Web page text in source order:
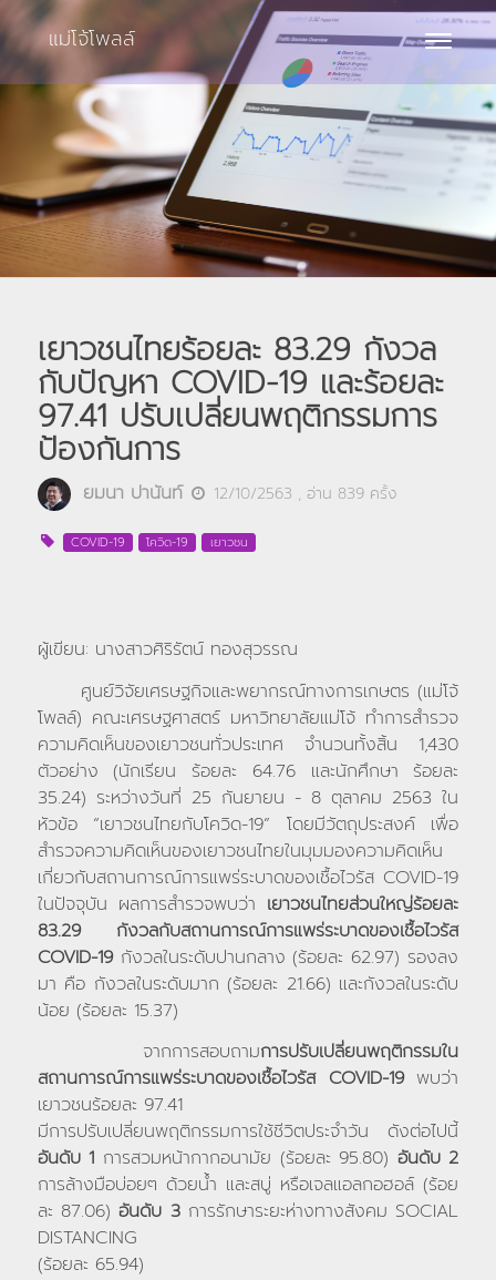
Toggle
แม่โจ้โพลล์
เยาวชนไทยร้อยละ 83.29 กังวล
กับปัญหา COVID-19 และร้อยละ
97.41 ปรับเปลี่ยนพฤติกรรมการ
ป้องกันการ
ยมนา ปานันท์ 12/10/2563 , อ่าน 839ครั้ง
COVID-19 โควิด-19 เยาวชน
ผู้เขียน: นางสาวศิริรัตน์ ทองสุวรรณ
ศูนย์วิจัยเศรษฐกิจและพยากรณ์ทางการเกษตร (แม่โจ้
โพลล์) คณะเศรษฐศาสตร์ มหาวิทยาลัยแม่โจ้ ทำการสำรวจ
ความคิดเห็นของเยาวชนทั่วประเทศ จำนวนทั้งสิ้น 1,430
ตัวอย่าง (นักเรียน ร้อยละ 64.76 และนักศึกษา ร้อยละ
35.24) ระหว่างวันที่ 25 กันยายน - 8 ตุลาคม 2563 ใน
หัวข้อ “เยาวชนไทยกับโควิด-19” โดยมีวัตถุประสงค์ เพื่อ
สำรวจความคิดเห็นของเยาวชนไทยในมุมมองความคิดเห็น
เกี่ยวกับสถานการณ์การแพร่ระบาดของเชื้อไวรัส COVID-19
ในปัจจุบัน ผลการสำรวจพบว่า เยาวชนไทยส่วนใหญ่ร้อยละ
83.29 กังวลกับสถานการณ์การแพร่ระบาดของเชื้อไวรัส
COVID-19 กังวลในระดับปานกลาง (ร้อยละ 62.97) รองลง
มา คือ กังวลในระดับมาก (ร้อยละ 21.66) และกังวลในระดับ
น้อย (ร้อยละ 15.37)
จากการสอบถามการปรับเปลี่ยนพฤติกรรมใน
สถานการณ์การแพร่ระบาดของเชื้อไวรัส COVID-19พบว่า
เยาวชนร้อยละ 97.41
มีการปรับเปลี่ยนพฤติกรรมการใช้ชีวิตประจำวัน ดังต่อไปนี้
อันดับ 1 การสวมหน้ากากอนามัย (ร้อยละ 95.80) อันดับ 2
การล้างมือบ่อยๆ ด้วยน้ำ และสบู่ หรือเจลแอลกอฮอล์ (ร้อย
ละ 87.06) อันดับ 3การรักษาระยะห่างทางสังคม SOCIAL
DISTANCING
(ร้อยละ 65.94)